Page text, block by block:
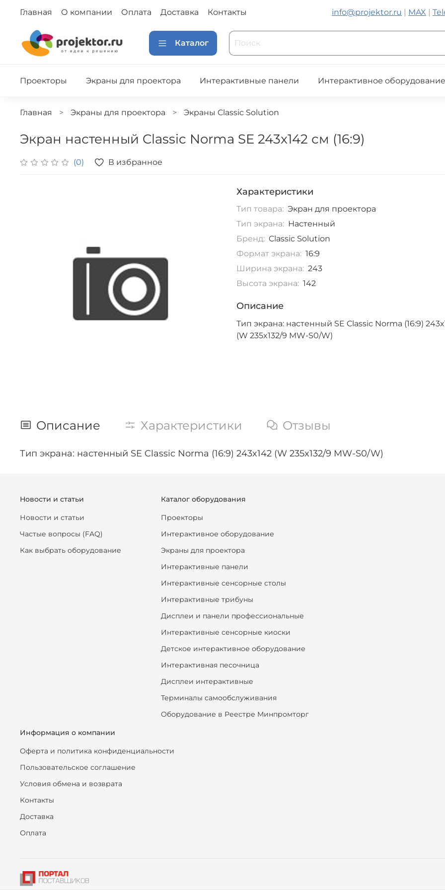
Главная О компании Оплата Доставка Контакты info@projektor.ru MAX
Каталог
Проекторы Экраны для проектора Интерактивные панели Интерактивное оборудование
Главная Экраны для проектора Экраны Classic Solution
Экран настенный Classic Norma SE 243x142 см (16:9)
(0) В избранное
Характеристики
Тип товара: Экран для проектора
Тип экрана: Настенный
Бренд: Classic Solution
Формат экрана: 16:9
Ширина экрана: 243
Высота экрана: 142
Описание
Тип экрана: настенный SE Classic Norma (16:9)
(W 235x132/9 MW-S0/W)
Описание Характеристики Отзывы
Тип экрана: настенный SE Classic Norma (16:9) 243x142 (W 235x132/9 MW-S0/W)
Новости и статьи
Новости и статьи
Частые вопросы (FAQ)
Как выбрать оборудование
Каталог оборудования
Проекторы
Интерактивное оборудование
Экраны для проектора
Интерактивные панели
Интерактивные сенсорные столы
Интерактивные трибуны
Дисплеи и панели профессиональные
Интерактивные сенсорные киоски
Детское интерактивное оборудование
Интерактивная песочница
Дисплеи интерактивные
Терминалы самообслуживания
Оборудование в Реестре Минпромторг
Информация о компании
Оферта и политика конфиденциальности
Пользовательское соглашение
Условия обмена и возврата
Контакты
Доставка
Оплата